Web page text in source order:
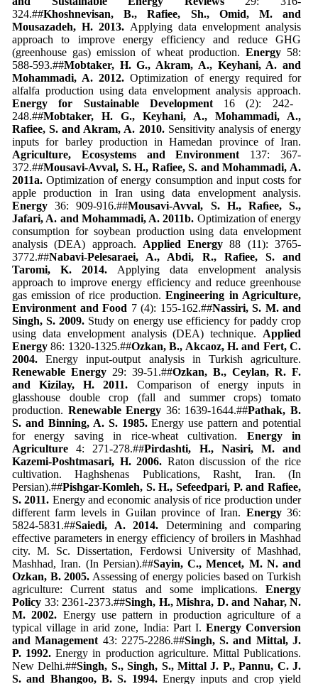
324.##Khoshnevisan, B., Rafiee, Sh., Omid, M. and
Mousazadeh, H. 2013. Applying data envelopment analysis
approach to improve energy efficiency and reduce GHG
(greenhouse gas) emission of wheat production. Energy 58:
588-593.##Mobtaker, H. G., Akram, A., Keyhani, A. and
Mohammadi, A. 2012.Optimization of energy required for
alfalfa production using data envelopment analysis approach.
Energy for Sustainable Development 16 (2): 242-
248.##Mobtaker, H. G., Keyhani, A., Mohammadi, A.,
Rafiee, S. and Akram, A. 2010.Sensitivity analysis of energy
inputs for barley production in Hamedan province of Iran.
Agriculture, Ecosystems and Environment 137: 367-
372.##Mousavi-Avval, S. H., Rafiee, S. and Mohammadi, A.
2011a. Optimization of energy consumption and input costs for
apple production in Iran using data envelopment analysis.
Energy 36: 909-916.##Mousavi-Avval, S. H., Raﬁee, S.,
Jafari, A. and Mohammadi, A. 2011b. Optimization of energy
consumption for soybean production using data envelopment
analysis (DEA) approach. Applied Energy 88 (11): 3765-
3772.##Nabavi-Pelesaraei, A., Abdi, R., Rafiee, S. and
Taromi, K. 2014. Applying data envelopment analysis
approach to improve energy efficiency and reduce greenhouse
gas emission of rice production.Engineering in Agriculture,
Environment and Food 7 (4): 155-162.##Nassiri, S. M. and
Singh, S. 2009. Study on energy use efficiency for paddy crop
using data envelopment analysis (DEA) technique. Applied
Energy 86: 1320-1325.##Ozkan, B., Akcaoz, H. and Fert, C.
2004. Energy input-output analysis in Turkish agriculture.
Renewable Energy 29: 39-51.##Ozkan, B., Ceylan, R. F.
and Kizilay, H. 2011. Comparison of energy inputs in
glasshouse double crop (fall and summer crops) tomato
production. Renewable Energy 36: 1639-1644.##Pathak, B.
S. and Binning, A. S. 1985.Energy use pattern and potential
for energy saving in rice-wheat cultivation. Energy in
Agriculture 4: 271-278.##Pirdashti, H., Nasiri, M. and
Kazemi-Poshtmasari, H. 2006. Raton discussion of the rice
cultivation. Haghshenas Publications, Rasht, Iran. (In
Persian).##Pishgar-Komleh, S. H., Sefeedpari, P. and Rafiee,
S. 2011. Energy and economic analysis of rice production under
different farm levels in Guilan province of Iran. Energy36:
5824-5831.##Saiedi, A. 2014. Determining and comparing
effective parameters in energy efficiency of broilers in Mashhad
city. M. Sc. Dissertation, Ferdowsi University of Mashhad,
Mashhad, Iran. (In Persian).##Sayin, C., Mencet, M. N. and
Ozkan, B. 2005. Assessing of energy policies based on Turkish
agriculture: Current status and some implications. Energy
Policy 33: 2361-2373.##Singh, H., Mishra, D. and Nahar, N.
M. 2002. Energy use pattern in production agriculture of a
typical village in arid zone, India: Part I. Energy Conversion
and Management 43: 2275-2286.##Singh, S. and Mittal, J.
P. 1992. Energy in production agriculture. Mittal Publications.
New Delhi.##Singh, S., Singh, S., Mittal J. P., Pannu, C. J.
S. and Bhangoo, B. S. 1994.Energy inputs and crop yield